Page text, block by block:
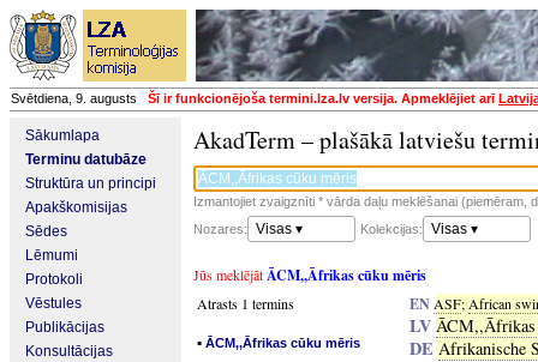
Svētdiena, 9. augusts Šī ir funkcionējoša termini.lza.lv versija. Apmeklējiet arī
Sākumlapa
Terminu datubāze
Struktūra un principi
Apakškomisijas
Sēdes
Lēmumi
Protokoli
Vēstules
Publikācijas
Konsultācijas
AkadTerm – plašākā latviešu
Izmantojiet zvaigznīti * vārda daļu meklēšanai (piemēram,
Nozares:
Visas ▾ Kolekcijas: Visas ▾
Jūs meklējātĀCM,,Āfrikas cūku mēris
Atrasts 1 termins
▪ ĀCM,,Āfrikas cūku mēris
EN ASF; African
LV ĀCM,,Āfrikas
DE Afrikanische